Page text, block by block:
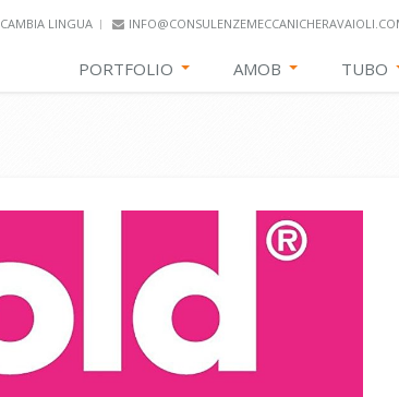
CAMBIA LINGUA
PORTFOLIO AMOB TUBO